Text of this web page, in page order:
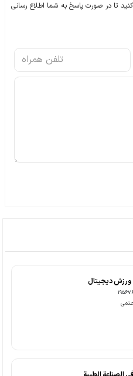
تا در صورت پاسخ به شما اطلاع رسانی
دیجیتال